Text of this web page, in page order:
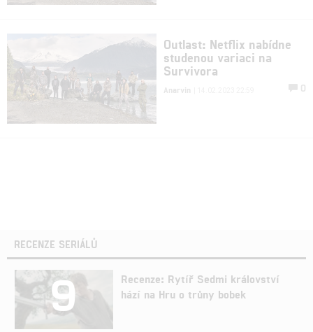
Outlast: Netflix nabídne
studenou variaci na
Survivora
Anarvin 0
RECENZE SERIÁLŮ
9
Recenze: Rytíř Sedmi království
hází na Hru o trůny bobek